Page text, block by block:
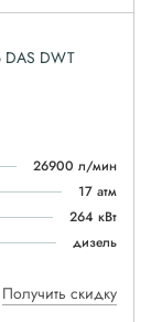
DWT
26900 л/мин
17 атм
264 кВт
дизель
Получить скидку